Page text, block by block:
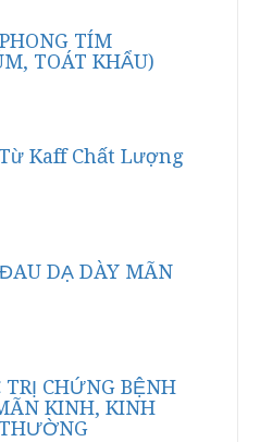
TÍM
TOÁT KHẨU)
Kaff Chất Lượng
DẠ DÀY MÃN
TRỊ CHỨNG BỆNH
KINH, KINH